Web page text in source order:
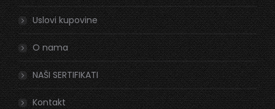
Uslovi kupovine
O nama
NAŠI SERTIFIKATI
Kontakt